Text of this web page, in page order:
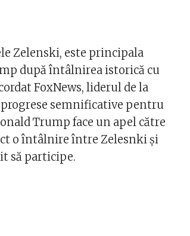
Zelenski, este principala
după întâlnirea istorică cu
FoxNews, liderul de la
progrese semnificative pentru
Trump face un apel către
o întâlnire între Zelesnki şi
să participe.